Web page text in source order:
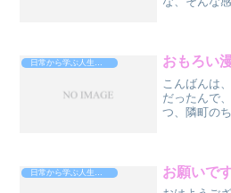
なってたの
おもろい
こんばんは
だったんで
つ、隣町の
た、やって
日常から学ぶ人生攻略法 お願いで